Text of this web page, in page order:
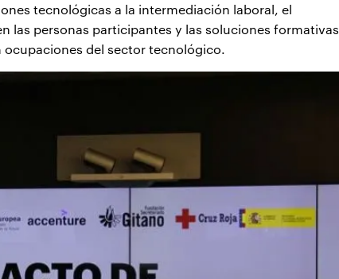
tecnológicas a la intermediación laboral, el
las personas participantes y las soluciones formativas
del sector tecnológico.